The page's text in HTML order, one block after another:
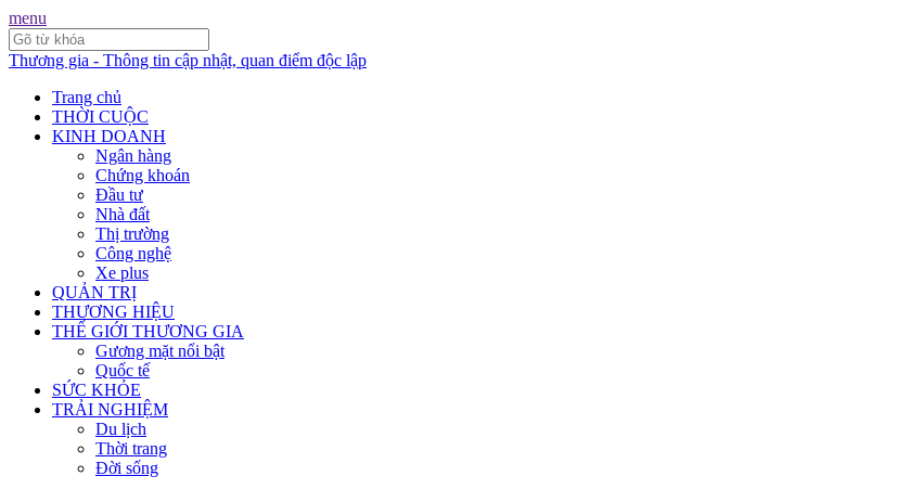
menu
Thương gia - Thông tin cập nhật, quan điểm độc lập
Trang chủ
THỜI CUỘC
KINH DOANH
Ngân hàng
Chứng khoán
Đầu tư
Nhà đất
Thị trường
Công nghệ
Xe plus
QUẢN TRỊ
THƯƠNG HIỆU
THẾ GIỚI THƯƠNG GIA
Gương mặt nổi bật
Quốc tế
SỨC KHỎE
TRẢI NGHIỆM
Du lịch
Thời trang
Đời sống